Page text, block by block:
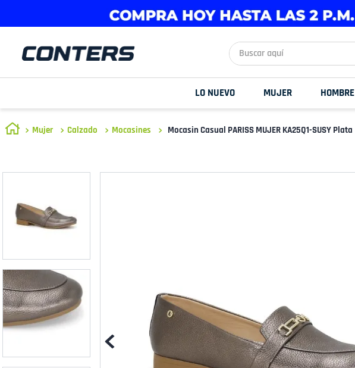
Buscar aquí
LO NUEVO MUJER HOMBRE
Mujer Calzado Mocasines Mocasin Casual PARISS MUJER KA25Q1-SUSY Plata